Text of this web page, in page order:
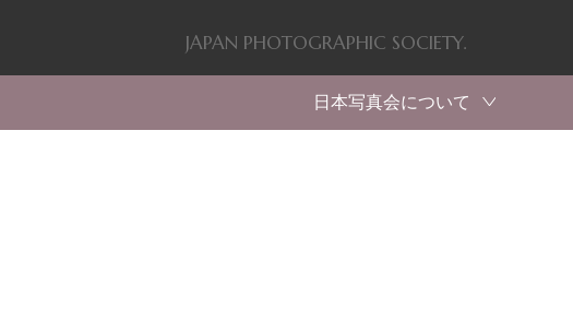
JAPAN PHOTOGRAPHIC SOCIETY.
日本写真会について